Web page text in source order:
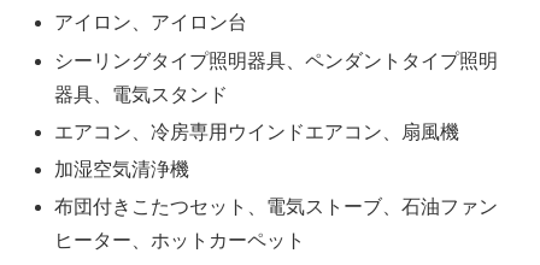
アイロン、アイロン台
シーリングタイプ照明器具、ペンダントタイプ照明
器具、電気スタンド
エアコン、冷房専用ウインドエアコン、扇風機
加湿空気清浄機
布団付きこたつセット、電気ストーブ、石油ファン
ヒーター、ホットカーペット